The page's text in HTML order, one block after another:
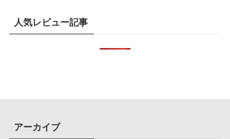
人気レビュー記事
アーカイブ